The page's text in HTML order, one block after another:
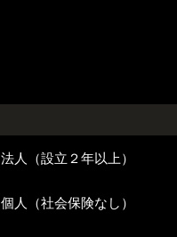
法人（設立２年以上）
個人（社会保険なし）